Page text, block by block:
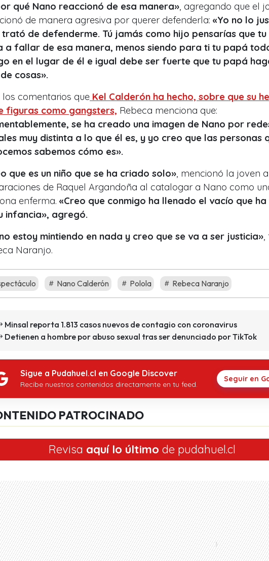
qué Nano reaccionó de esa manera», agregando que el
de manera agresiva por querer defenderla: «Yo no lo
de defenderme. Tú jamás como hijo pensarías que
a fallar de esa manera, menos siendo para ti tu papá
en el lugar de él e igual debe ser fuerte que tu papá
cosas».
los comentarios que Kel Calderón ha hecho, sobre que su
figuras como gangsters, Rebeca menciona que:
se ha creado una imagen de Nano por
muy distinta a lo que él es, y yo creo que las personas
sabemos cómo es».
que es un niño que se ha criado solo», mencionó la joven
de Raquel Argandoña al catalogar a Nano como
enferma. «Creo que conmigo ha llenado el vacío que
infancia», agregó.
estoy mintiendo en nada y creo que se va a ser justicia»,
Naranjo.
Nano Calderón Polola Rebeca Naranjo
Minsal reporta 1.813 casos nuevos de contagio con coronavirus
Detienen a hombre por abuso sexual tras ser denunciado por TikTok
Sigue a Pudahuel.cl en Google Discover
Recibe nuestros contenidos directamente en tu feed.
Seguir en
PATROCINADO
Revisa aquí lo último de pudahuel.cl